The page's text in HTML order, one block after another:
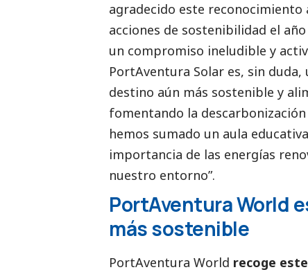
agradecido este reconocimiento
acciones de sostenibilidad el
un compromiso ineludible y
PortAventura Solar es, sin
destino aún más sostenible y
fomentando la
hemos sumado un aula
importancia de las energías
nuestro entorno”.
PortAventura World
más sostenible
PortAventura World recoge